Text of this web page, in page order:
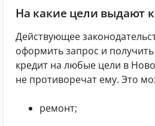
На какие цели выдают
Действующее
оформить запрос и
кредит на любые цели в
не противоречат ему. Это
ремонт;